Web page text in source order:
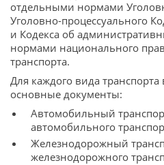
отдельными нормами
Уголовно-процессуального
и Кодекса об
нормами национального
транспорта.
Для каждого вида
основные документы:
Автомобильный
автомобильного
Железнодорожный
железнодорожного